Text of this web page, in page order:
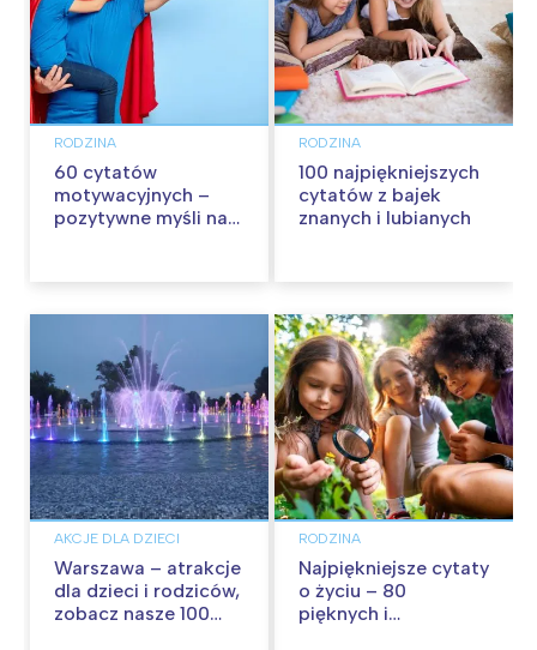
RODZINA
60 cytatów
motywacyjnych –
pozytywne myśli na
RODZINA
100 najpiękniejszych
cytatów z bajek
znanych i lubianych
AKCJE DLA DZIECI
Warszawa – atrakcje
dla dzieci i rodziców,
zobacz nasze 100
RODZINA
Najpiękniejsze cytaty
o życiu – 80
pięknych i